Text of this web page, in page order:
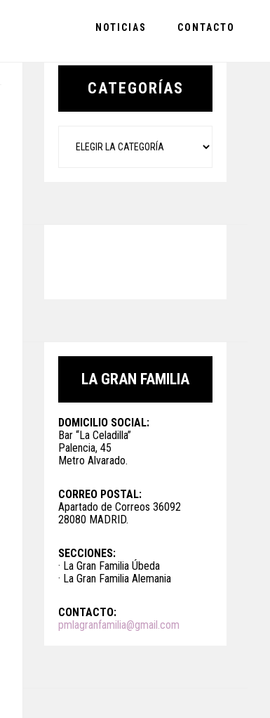
NOTICIAS CONTACTO
Primary
CATEGORÍAS
LA GRAN FAMILIA
DOMICILIO SOCIAL:
Bar “La Celadilla”
Palencia, 45
Metro Alvarado.
CORREO POSTAL:
Apartado de Correos 36092
28080 MADRID.
SECCIONES:
· La Gran Familia Úbeda
· La Gran Familia Alemania
CONTACTO:
pmlagranfamilia@gmail.com